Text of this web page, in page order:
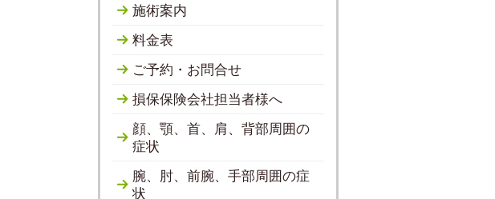
施術案内
料金表
ご予約・お問合せ
損保保険会社担当者様へ
顔、顎、首、肩、背部周囲の
症状
腕、肘、前腕、手部周囲の症
状